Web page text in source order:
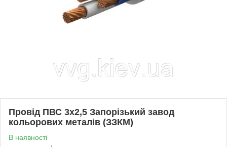
Провід ПВС 3х2,5 Запорізький завод
кольорових металів (ЗЗКМ)
В наявності